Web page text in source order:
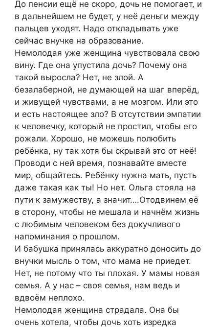
До пенсии ещё не скоро, дочь не помогает, и
в дальнейшем не будет, у неё деньги между
пальцев уходят. Надо откладывать уже
сейчас внучке на образование.
Немолодая уже женщина чувствовала свою
вину. Где она упустила дочь? Почему она
такой выросла? Нет, не злой. А
безалаберной, не думающей на шаг вперёд,
и живущей чувствами, а не мозгом. Или это
и есть настоящее зло? В отсутствии эмпатии
к человечку, который не простил, чтобы его
рожали. Хорошо, не можешь полюбить
ребёнка, ну так хотя бы скрывай это от неё!
Проводи с ней время, познавайте вместе
мир, общайтесь. Ребёнку нужна мать, пусть
даже такая как ты! Но нет. Ольга стояла на
пути к замужеству, а значит….Отодвинем её
в сторону, чтобы не мешала и начнём жизнь
с любимым человеком без докучливого
напоминания о прошлом.
И бабушка принялась аккуратно доносить до
внучки мысль о том, что мама не приедет.
Нет, не потому что ты плохая. У мамы новая
семья. А у нас – своя семья, нам ведь и
вдвоём неплохо.
Немолодая женщина страдала. Она бы
очень хотела, чтобы дочь хоть изредка